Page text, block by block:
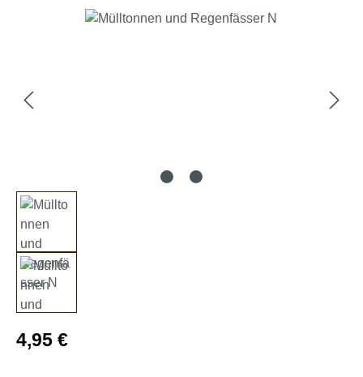
Bildergalerie überspringen
Regulärer Preis:
4,95 €